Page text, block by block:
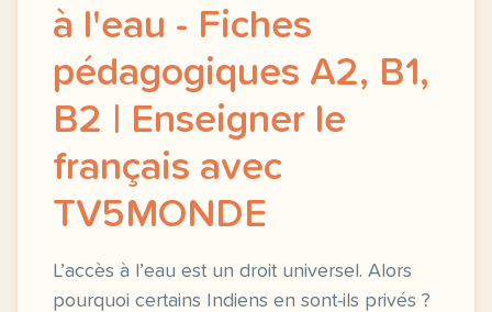
à l'eau - Fiches
pédagogiques A2, B1,
B2 | Enseigner le
français avec
TV5MONDE
L’accès à l’eau est un droit universel. Alors
pourquoi certains Indiens en sont-ils privés ?